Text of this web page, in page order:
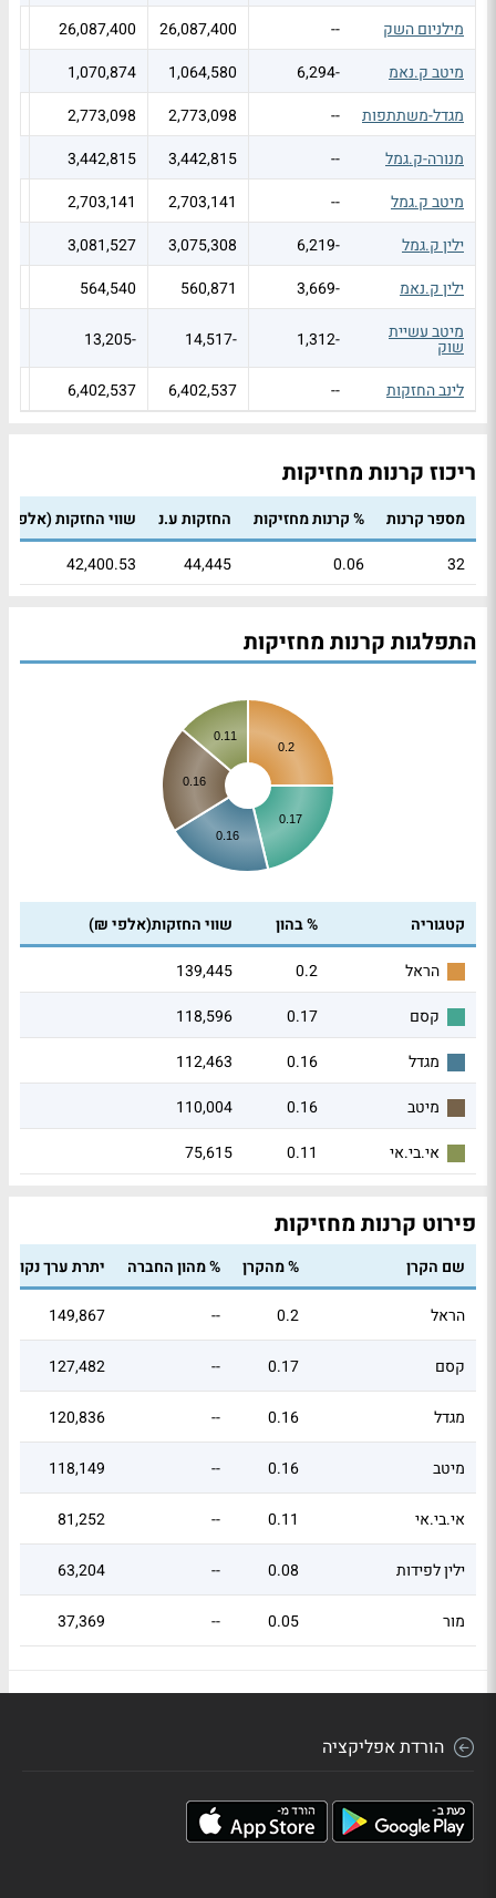
מילניום השק
--
26,087,400
26,087,400
מיטב ק.נאמ
-6,294
1,064,580
1,070,874
מגדל-משתתפות
--
2,773,098
2,773,098
מנורה-ק.גמל
--
3,442,815
3,442,815
מיטב ק.גמל
--
2,703,141
2,703,141
ילין ק.גמל
-6,219
3,075,308
3,081,527
ילין ק.נאמ
-3,669
560,871
564,540
מיטב עשיית
שוק -1,312
-14,517
-13,205
לינב החזקות --
6,402,537
6,402,537
ריכוז קרנות מחזיקות
מספר קרנות % קרנות מחזיקות החזקות ע.נ
שווי החזקות (אלפי
32
0.06
44,445
42,400.53
התפלגות קרנות מחזיקות
0.2
0.17
0.16
0.16
0.11
קטגוריה % בהון שווי החזקות(אלפי ₪)
הראל 0.2
139,445
קסם
0.17
118,596
מגדל
0.16
112,463
מיטב
0.16
110,004
אי.בי.אי
0.11
75,615
פירוט קרנות מחזיקות
שם הקרן % מהקרן % מהון החברה יתרת ערך נקוב
הראל 0.2
--
149,867
קסם 0.17
--
127,482
מגדל 0.16
--
120,836
מיטב 0.16
--
118,149
אי.בי.אי 0.11
--
81,252
ילין לפידות 0.08
--
63,204
מור 0.05
--
37,369
הורדת אפליקציה